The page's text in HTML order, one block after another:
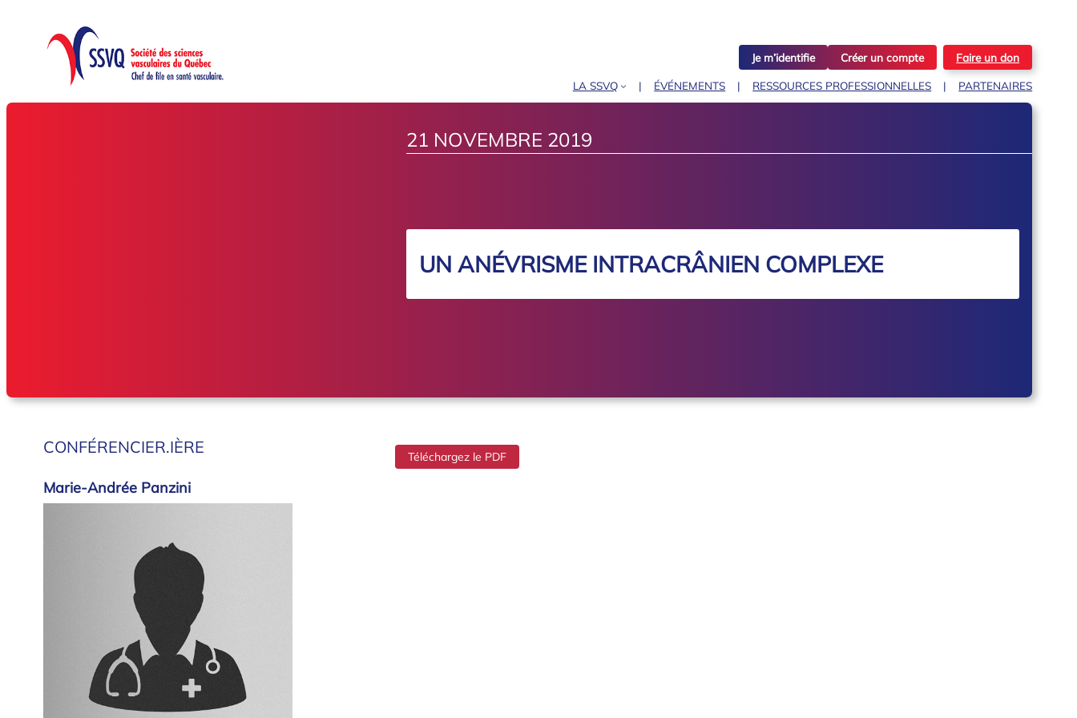
Je m’identifie Créer un compte Faire un don
LA SSVQ ÉVÉNEMENTS RESSOURCES PROFESSIONNELLES PARTENAIRES
21 NOVEMBRE 2019
UN ANÉVRISME INTRACRÂNIEN COMPLEXE
CONFÉRENCIER.IÈRE
Marie-Andrée Panzini
Téléchargez le PDF